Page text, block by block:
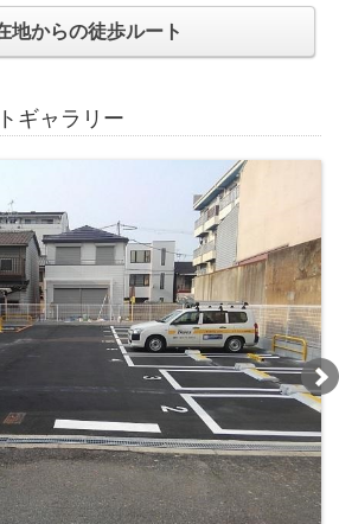
地からの徒歩ルート
ギャラリー